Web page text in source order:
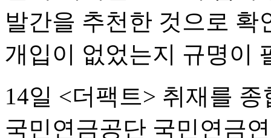
발간을 추천한 것으로
개입이 없었는지 규명이
14일 <더팩트> 취재를
국민연금공단 국민연금